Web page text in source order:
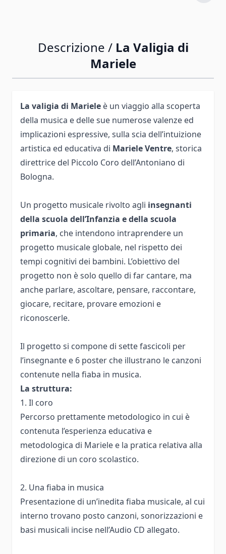
Descrizione / La Valigia di
Mariele
La valigia di Mariele è un viaggio alla scoperta
della musica e delle sue numerose valenze ed
implicazioni espressive, sulla scia dell’intuizione
artistica ed educativa di Mariele Ventre, storica
direttrice del Piccolo Coro dell’Antoniano di
Bologna.
Un progetto musicale rivolto agli insegnanti
della scuola dell’Infanzia e della scuola
primaria, che intendono intraprendere un
progetto musicale globale, nel rispetto dei
tempi cognitivi dei bambini. L’obiettivo del
progetto non è solo quello di far cantare, ma
anche parlare, ascoltare, pensare, raccontare,
giocare, recitare, provare emozioni e
riconoscerle.
Il progetto si compone di sette fascicoli per
l’insegnante e 6 poster che illustrano le canzoni
contenute nella fiaba in musica.
La struttura:
1. Il coro
Percorso prettamente metodologico in cui è
contenuta l’esperienza educativa e
metodologica di Mariele e la pratica relativa alla
direzione di un coro scolastico.
2. Una fiaba in musica
Presentazione di un’inedita fiaba musicale, al cui
interno trovano posto canzoni, sonorizzazioni e
basi musicali incise nell’Audio CD allegato.